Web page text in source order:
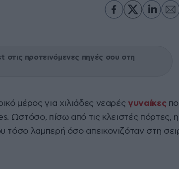
στις προτεινόμενες πηγές σου στη
μέρος για χιλιάδες νεαρέςγυναίκες
Ωστόσο, πίσω από τις κλειστές πόρτες, η
τόσο λαμπερή όσο απεικονιζόταν στη